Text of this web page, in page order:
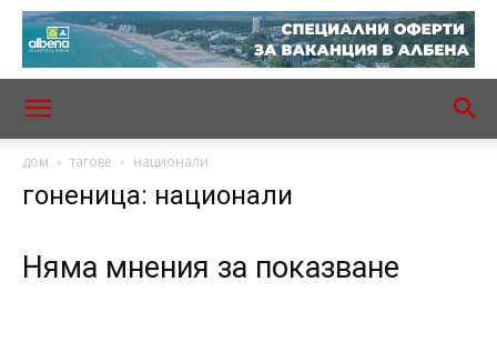
дом тагове национали
гоненица: национали
Няма мнения за показване